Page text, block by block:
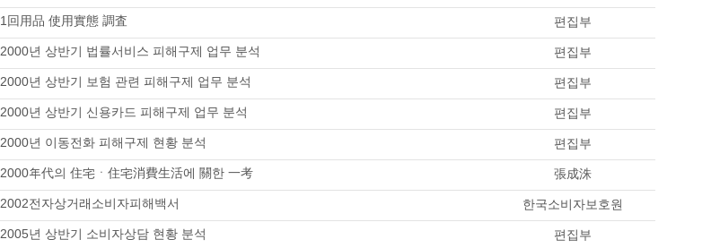
1回用品 使用實態 調査 편집부
2000년 상반기 법률서비스 피해구제 업무 분석 편집부
2000년 상반기 보험 관련 피해구제 업무 분석 편집부
2000년 상반기 신용카드 피해구제 업무 분석 편집부
2000년 이동전화 피해구제 현황 분석 편집부
2000年代의 住宅ㆍ住宅消費生活에 關한 一考 張成洙
2002전자상거래소비자피해백서 한국소비자보호원
2005년 상반기 소비자상담 현황 분석 편집부